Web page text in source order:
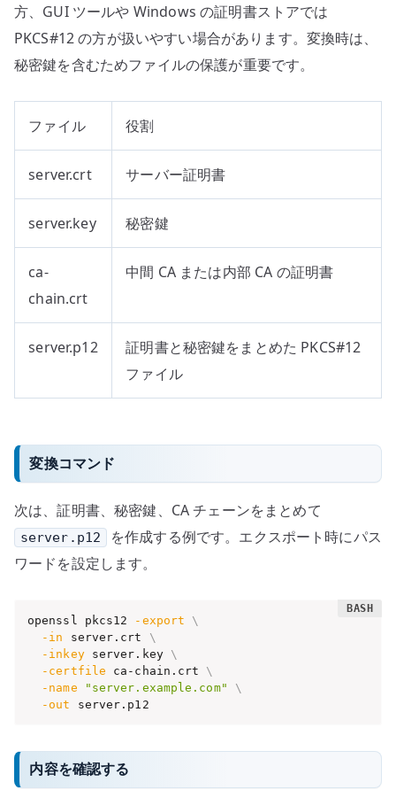
方、GUI ツールや Windows の証明書ストアでは
PKCS#12 の方が扱いやすい場合があります。変換時は、
秘密鍵を含むためファイルの保護が重要です。
ファイル 役割
server.crt サーバー証明書
server.key 秘密鍵
ca-
chain.crt
中間 CA または内部 CA の証明書
server.p12
証明書と秘密鍵をまとめた PKCS#12
ファイル
変換コマンド
次は、証明書、秘密鍵、CA チェーンをまとめて
server.p12
を作成する例です。エクスポート時にパス
ワードを設定します。
openssl pkcs12 -export
\
-in server.crt \
-inkey server.key \
-certfile ca-chain.crt \
-name
"server.example.com"
\
-out
server.p12
内容を確認する